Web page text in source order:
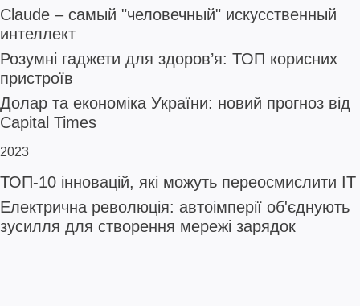
Claude – самый "человечный" искусственный
интеллект
Розумні гаджети для здоров’я: ТОП корисних
пристроїв
Долар та економіка України: новий прогноз від
Capital Times
2023
ТОП-10 інновацій, які можуть переосмислити ІТ
Електрична революція: автоімперії об'єднують
зусилля для створення мережі зарядок